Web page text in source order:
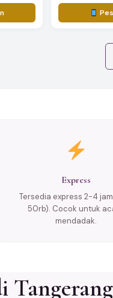
Express
Tersedia express 2-4 jam
50rb). Cocok untuk
mendadak.
Tangerang